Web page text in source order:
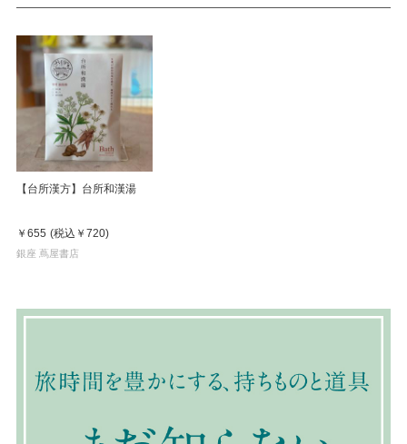
【台所漢方】台所和漢湯
￥655 (税込 ￥720)
銀座 蔦屋書店